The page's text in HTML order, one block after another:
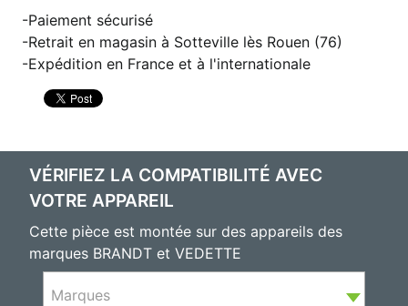
Paiement sécurisé
Retrait en magasin à Sotteville lès Rouen (76)
Expédition en France et à l'internationale
VÉRIFIEZ LA COMPATIBILITÉ AVEC
VOTRE APPAREIL
Cette pièce est montée sur des appareils des
marques BRANDT et VEDETTE
Marques